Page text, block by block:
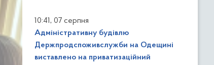
10:41, 07 серпня
Адміністративну будівлю
Держпродспоживслужби на Одещині
виставлено на приватизаційний